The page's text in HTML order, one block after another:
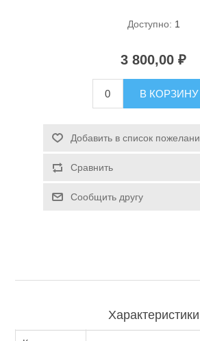
Туризм и Активный
Доступно: 1
3 800,00 ₽
В КОРЗИНУ
Добавить в список
Сравнить
Сообщить другу
Характеристики